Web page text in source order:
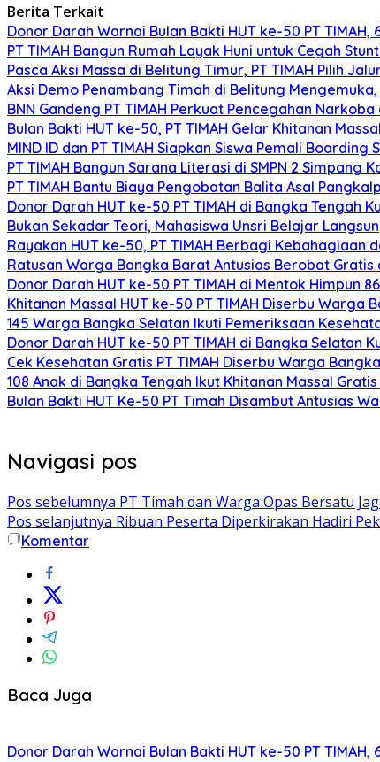
Berita Terkait
Donor Darah Warnai Bulan Bakti HUT ke-50 PT
PT TIMAH Bangun Rumah Layak Huni untuk Cegah
Pasca Aksi Massa di Belitung Timur, PT TIMAH Pilih
Aksi Demo Penambang Timah di Belitung
BNN Gandeng PT TIMAH Perkuat Pencegahan
Bulan Bakti HUT ke-50, PT TIMAH Gelar Khitanan
MIND ID dan PT TIMAH Siapkan Siswa Pemali
PT TIMAH Bangun Sarana Literasi di SMPN 2 Simpang
PT TIMAH Bantu Biaya Pengobatan Balita Asal
Donor Darah HUT ke-50 PT TIMAH di Bangka Tengah
Bukan Sekadar Teori, Mahasiswa Unsri Belajar
Rayakan HUT ke-50, PT TIMAH Berbagi Kebahagiaan
Ratusan Warga Bangka Barat Antusias Berobat Gratis
Donor Darah HUT ke-50 PT TIMAH di Mentok Himpun
Khitanan Massal HUT ke-50 PT TIMAH Diserbu
145 Warga Bangka Selatan Ikuti Pemeriksaan
Donor Darah HUT ke-50 PT TIMAH di Bangka Selatan
Cek Kesehatan Gratis PT TIMAH Diserbu Warga
108 Anak di Bangka Tengah Ikut Khitanan Massal
Bulan Bakti HUT Ke-50 PT Timah Disambut Antusias
Navigasi pos
Pos sebelumnya PT Timah dan Warga Opas Bersatu
Pos selanjutnya Ribuan Peserta Diperkirakan Hadiri
Komentar
Baca Juga
Donor Darah Warnai Bulan Bakti HUT ke-50 PT